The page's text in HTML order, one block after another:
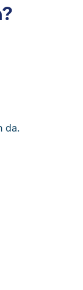
da.